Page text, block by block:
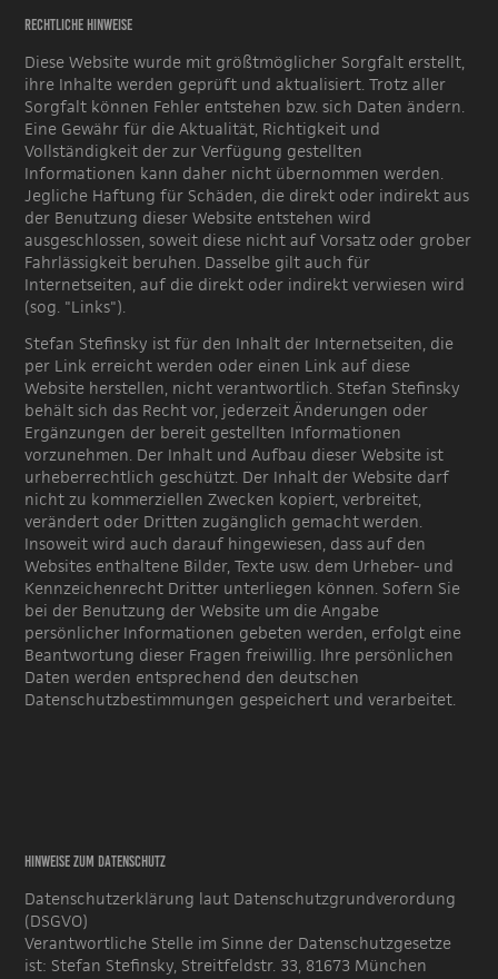
Rechtliche Hinweise
Diese Website wurde mit größtmöglicher Sorgfalt erstellt,
ihre Inhalte werden geprüft und aktualisiert. Trotz aller
Sorgfalt können Fehler entstehen bzw. sich Daten ändern.
Eine Gewähr für die Aktualität, Richtigkeit und
Vollständigkeit der zur Verfügung gestellten
Informationen kann daher nicht übernommen werden.
Jegliche Haftung für Schäden, die direkt oder indirekt aus
der Benutzung dieser Website entstehen wird
ausgeschlossen, soweit diese nicht auf Vorsatz oder grober
Fahrlässigkeit beruhen. Dasselbe gilt auch für
Internetseiten, auf die direkt oder indirekt verwiesen wird
(sog. "Links").
Stefan Stefinsky ist für den Inhalt der Internetseiten, die
per Link erreicht werden oder einen Link auf diese
Website herstellen, nicht verantwortlich. Stefan Stefinsky
behält sich das Recht vor, jederzeit Änderungen oder
Ergänzungen der bereit gestellten Informationen
vorzunehmen. Der Inhalt und Aufbau dieser Website ist
urheberrechtlich geschützt. Der Inhalt der Website darf
nicht zu kommerziellen Zwecken kopiert, verbreitet,
verändert oder Dritten zugänglich gemacht werden.
Insoweit wird auch darauf hingewiesen, dass auf den
Websites enthaltene Bilder, Texte usw. dem Urheber- und
Kennzeichenrecht Dritter unterliegen können. Sofern Sie
bei der Benutzung der Website um die Angabe
persönlicher Informationen gebeten werden, erfolgt eine
Beantwortung dieser Fragen freiwillig. Ihre persönlichen
Daten werden entsprechend den deutschen
Datenschutzbestimmungen gespeichert und verarbeitet.
Hinweise zum Datenschutz
Datenschutzerklärung laut Datenschutzgrundverordung
(DSGVO)
Verantwortliche Stelle im Sinne der Datenschutzgesetze
ist: Stefan Stefinsky, Streitfeldstr. 33, 81673 München